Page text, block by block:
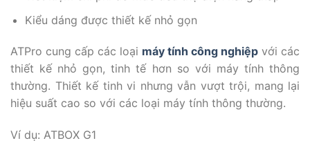
Kiểu dáng được thiết kế nhỏ gọn
ATPro cung cấp các loại máy tính công nghiệp với các
thiết kế nhỏ gọn, tinh tế hơn so với máy tính thông
thường. Thiết kế tinh vi nhưng vẫn vượt trội, mang lại
hiệu suất cao so với các loại máy tính thông thường.
Ví dụ: ATBOX G1